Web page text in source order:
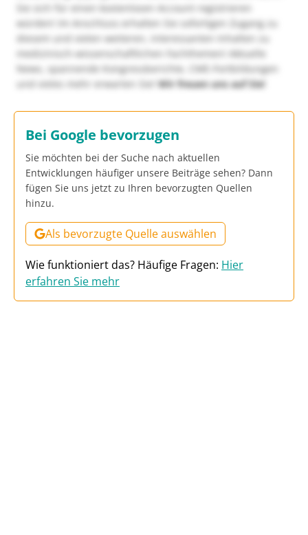
Sie sich für einen kostenlosen Account registrieren
würden! Im Anschluss erhalten Sie sofortigen Zugang zu
diesem und vielen weiteren, interessanten Inhalten zu
medizinisch-wissenschaftlichen Fachthemen! Aktuelle
News, spannende Kongressberichte, CME-Fortbildungen
und vieles mehr erwarten Sie!Wir freuen uns auf Sie!
Bei Google bevorzugen
Sie möchten bei der Suche nach aktuellen
Entwicklungen häufiger unsere Beiträge sehen? Dann
fügen Sie uns jetzt zu Ihren bevorzugten Quellen
hinzu.
Als bevorzugte Quelle auswählen
Wie funktioniert das? Häufige Fragen: Hier
erfahren Sie mehr